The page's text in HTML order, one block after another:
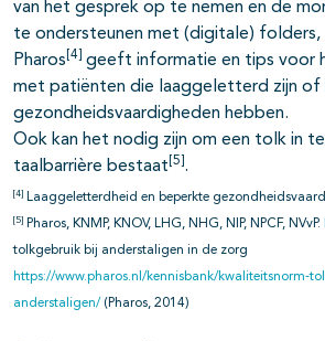
van het gesprek op te nemen en de
te ondersteunen met (digitale)
Pharos [4] geeft informatie en tips voor
met patiënten die laaggeletterd zijn of
gezondheidsvaardigheden hebben.
Ook kan het nodig zijn om een tolk in
taalbarrière bestaat [5] .
[4] Laaggeletterdheid en beperkte
[5] Pharos, KNMP, KNOV, LHG, NHG, NIP, NPCF,
tolkgebruik bij anderstaligen in de zorg
https://www.pharos.nl/kennisbank/kwaliteitsnorm-
anderstaligen/ (Pharos, 2014)